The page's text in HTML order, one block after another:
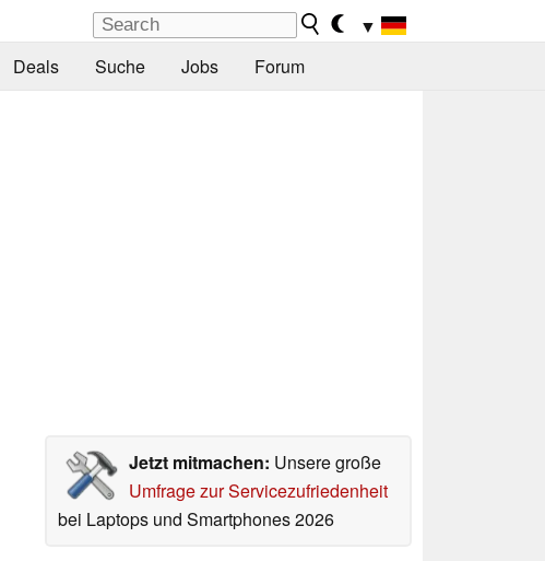
▼
Deals Suche Jobs Forum
Jetzt mitmachen: Unsere große
Umfrage zur Servicezufriedenheit
bei Laptops und Smartphones 2026